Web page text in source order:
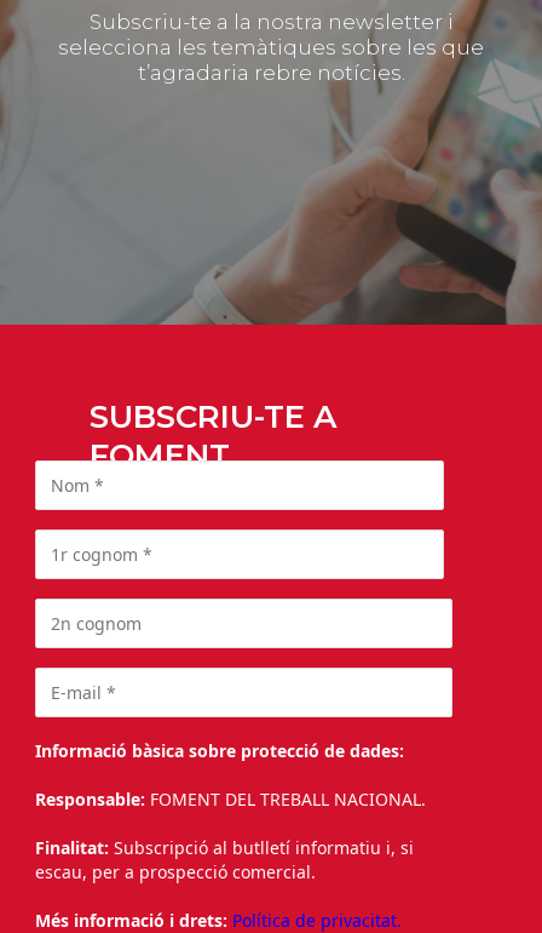
Subscriu-te a la nostra newsletter i
selecciona les temàtiques sobre les que
t’agradaria rebre notícies.
SUBSCRIU-TE A
FOMENT
Informació bàsica sobre protecció de dades:
Responsable: FOMENT DEL TREBALL NACIONAL.
Finalitat: Subscripció al butlletí informatiu i, si
escau, per a prospecció comercial.
Més informació i drets: Política de privacitat.